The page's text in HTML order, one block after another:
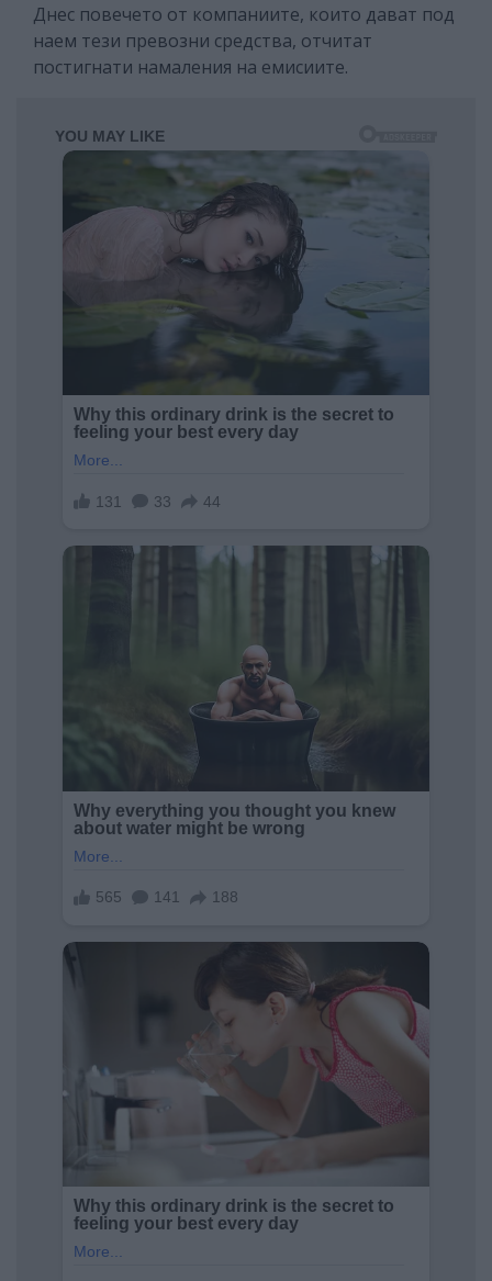
Днес повечето от компаниите, които дават под
наем тези превозни средства, отчитат
постигнати намаления на емисиите.